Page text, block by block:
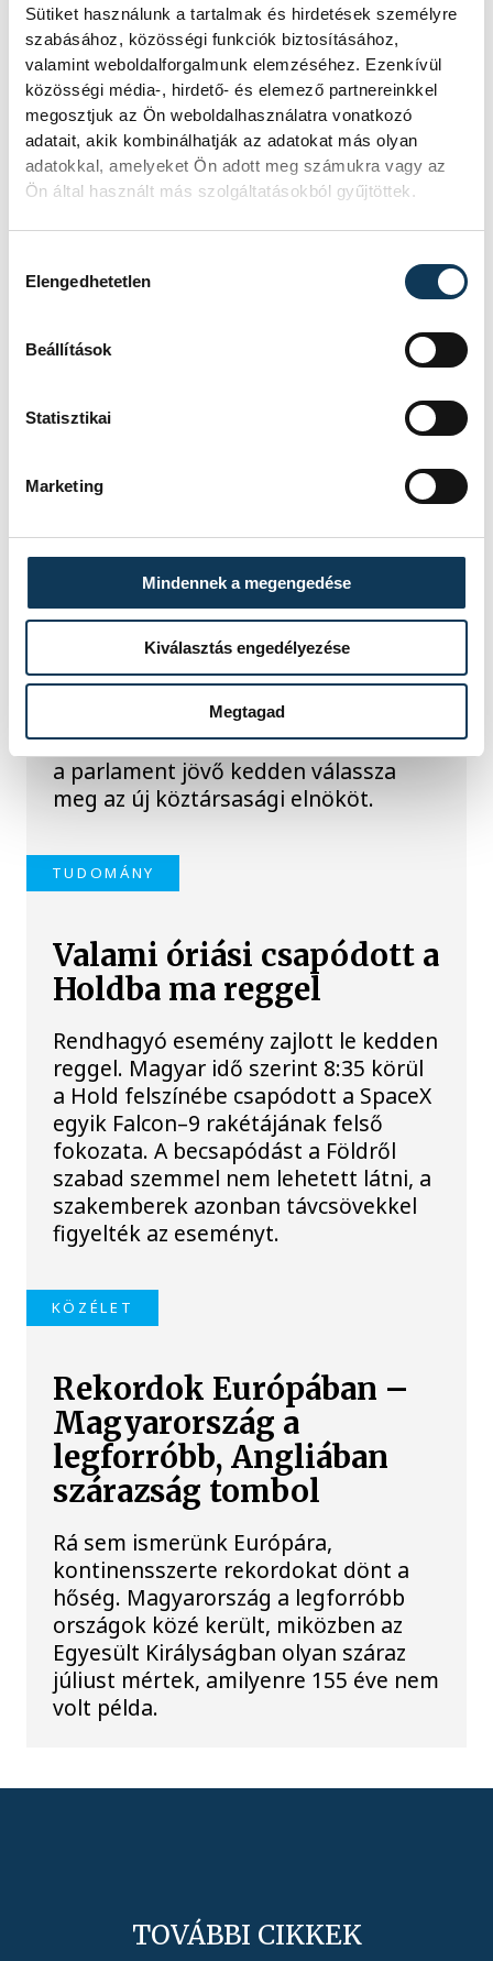
Sütiket használunk a tartalmak és hirdetések személyre
szabásához, közösségi funkciók biztosításához,
valamint weboldalforgalmunk elemzéséhez. Ezenkívül
közösségi média-, hirdető- és elemező partnereinkkel
megosztjuk az Ön weboldalhasználatra vonatkozó
adatait, akik kombinálhatják az adatokat más olyan
adatokkal, amelyeket Ön adott meg számukra vagy az
Ön által használt más szolgáltatásokból gyűjtöttek.
Elengedhetetlen
Beállítások
Statisztikai
Marketing
Mindennek a megengedése
Kiválasztás engedélyezése
Megtagad
A Tisza-frakció
kezdeményezte, hogy
jövő kedden legyen az
államfőválasztás
A Tisza-frakció kezdeményezte, hogy
a parlament jövő kedden válassza
meg az új köztársasági elnököt.
TUDOMÁNY
Valami óriási csapódott a
Holdba ma reggel
Rendhagyó esemény zajlott le kedden
reggel. Magyar idő szerint 8:35 körül
a Hold felszínébe csapódott a SpaceX
egyik Falcon–9 rakétájának felső
fokozata. A becsapódást a Földről
szabad szemmel nem lehetett látni, a
szakemberek azonban távcsövekkel
figyelték az eseményt.
KÖZÉLET
Rekordok Európában –
Magyarország a
legforróbb, Angliában
szárazság tombol
Rá sem ismerünk Európára,
kontinensszerte rekordokat dönt a
hőség. Magyarország a legforróbb
országok közé került, miközben az
Egyesült Királyságban olyan száraz
júliust mértek, amilyenre 155 éve nem
volt példa.
TOVÁBBI CIKKEK